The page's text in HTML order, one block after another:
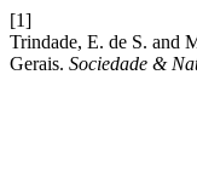
[1]
Trindade, E. de S. and
Gerais. Sociedade &